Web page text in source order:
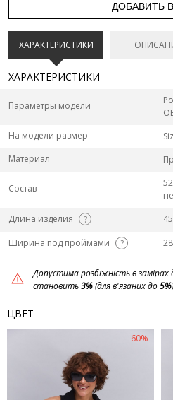
ДОБАВИТЬ
ХАРАКТЕРИСТИКИ
ХАРАКТЕРИСТИКИ
Параметры модели
На модели размер
Материал
Состав
Длина изделия
?
Ширина под проймами
?
Допустима розбіжність в замірах
становить3%(для в'язаних до5%
ЦВЕТ
-60%